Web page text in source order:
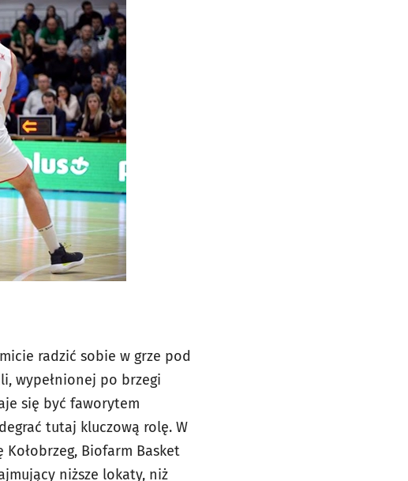
radzić sobie w grze pod
wypełnionej po brzegi
się być faworytem
tutaj kluczową rolę. W
Biofarm Basket
niższe lokaty, niż